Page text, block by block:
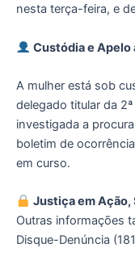
nesta terça-feira, e
Custódia e Apelo
A mulher está sob
delegado titular da
investigada a
boletim de
em curso.
Justiça em Ação,
Outras informações
Disque-Denúncia